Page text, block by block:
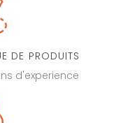
DE PRODUITS
d'experience